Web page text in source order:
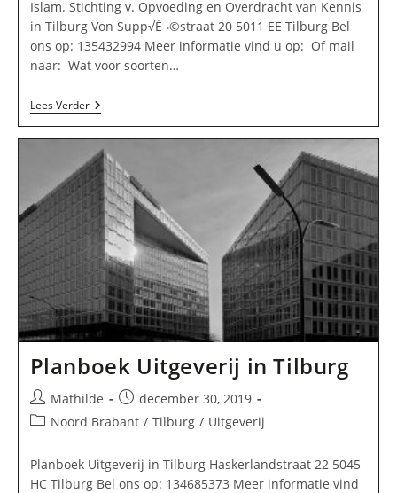
Islam. Stichting v. Opvoeding en Overdracht van Kennis
in Tilburg Von Supp√É¬©straat 20 5011 EE Tilburg Bel
ons op: 135432994 Meer informatie vind u op: Of mail
naar: Wat voor soorten…
Lees VerderIslam.
Stichting
Opvoeding
En
Overdracht
Van
Kennis
In
Tilburg
Planboek Uitgeverij in Tilburg
Bericht
auteur:
Mathilde
Bericht
gepubliceerd
december 30, 2019
Berichtcategorie:
Noord Brabant / Tilburg / Uitgeverij
Planboek Uitgeverij in Tilburg Haskerlandstraat 22 5045
HC Tilburg Bel ons op: 134685373 Meer informatie vind